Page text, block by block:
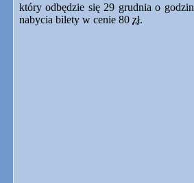
który odbędzie się 29 grudnia o
nabycia bilety w cenie 80 zł.